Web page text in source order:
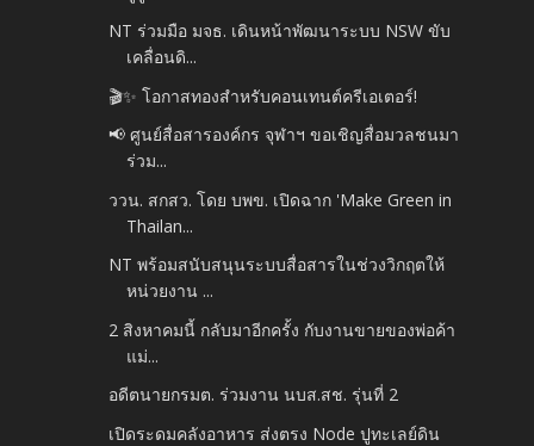
NT ร่วมมือ มจธ. เดินหน้าพัฒนาระบบ NSW ขับ
เคลื่อนดิ...
🎬✨ โอกาสทองสำหรับคอนเทนต์ครีเอเตอร์!
📢 ศูนย์สื่อสารองค์กร จุฬาฯ ขอเชิญสื่อมวลชนมา
ร่วม...
ววน. สกสว. โดย บพข. เปิดฉาก 'Make Green in
Thailan...
NT พร้อมสนับสนุนระบบสื่อสารในช่วงวิกฤตให้
หน่วยงาน ...
2 สิงหาคมนี้ กลับมาอีกครั้ง กับงานขายของพ่อค้า
แม่...
อดีตนายกรมต. ร่วมงาน นบส.สช. รุ่นที่ 2
เปิดระดมคลังอาหาร ส่งตรง Node ปูทะเลย์ดิน